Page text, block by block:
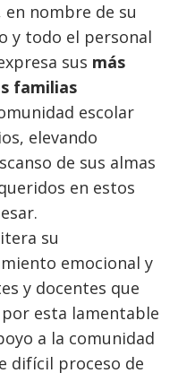
en nombre de su
y todo el personal
sus más
familias
escolar
elevando
de sus almas
en estos
su
emocional y
y docentes que
esta lamentable
a la comunidad
difícil proceso de